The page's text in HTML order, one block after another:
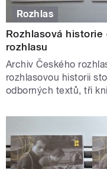
Rozhlas
Rozhlasová
rozhlasu
Archiv Českého
rozhlasovou historii
odborných textů, tři